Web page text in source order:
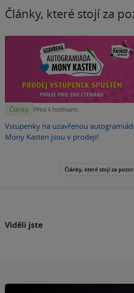
Články, které stojí za
Články Před 4 hodinami
Vstupenky na uzavřenou
Mony Kasten jsou v prodeji!
Články, které stojí za
Viděli jste